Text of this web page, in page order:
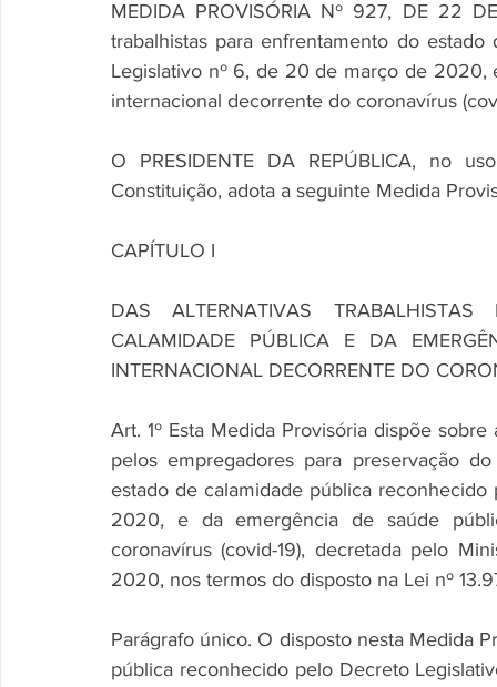
MEDIDA PROVISÓRIA Nº 927, DE 22
trabalhistas para enfrentamento do
Legislativo nº 6, de 20 de março de 2020,
internacional decorrente do coronavírus
O PRESIDENTE DA REPÚBLICA, no
Constituição, adota a seguinte Medida
CAPÍTULO I
DAS ALTERNATIVAS
CALAMIDADE PÚBLICA E DA
INTERNACIONAL DECORRENTE DO
Art. 1º Esta Medida Provisória dispõe
pelos empregadores para preservação
estado de calamidade pública
2020, e da emergência de saúde
coronavírus (covid-19), decretada pelo
2020, nos termos do disposto na Lei nº
Parágrafo único. O disposto nesta Medida
pública reconhecido pelo Decreto